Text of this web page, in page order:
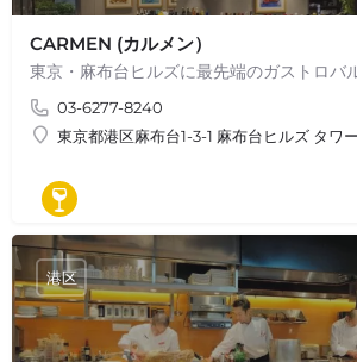
CARMEN (カルメン）
03-6277-8240
東京都港区麻布台1-3-1 麻布台ヒルズ タワ
ワインバル
港区